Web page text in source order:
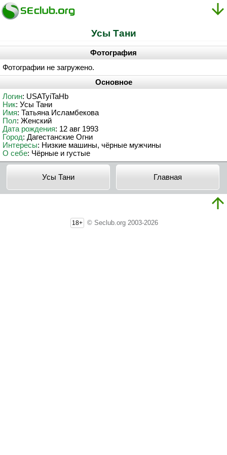
Усы Тани
Фотография
Фотографии не загружено.
Основное
Логин: USATyiTaHb
Ник: Усы Тани
Имя: Татьяна Исламбекова
Пол: Женский
Дата рождения: 12 авг 1993
Город: Дагестанские Огни
Интересы: Низкие машины, чёрные мужчины
О себе: Чёрные и густые
Усы Тани Главная
18+ © Seclub.org 2003-2026